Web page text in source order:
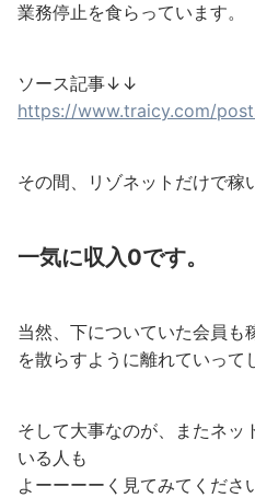
業務停止を食らっています。
ソース記事↓↓
https://www.traicy.com/
その間、リゾネットだけで稼
一気に収入0です。
当然、下についていた会員も
を散らすように離れていって
そして大事なのが、またネッ
いる人も
よーーーーく見てみてくださ